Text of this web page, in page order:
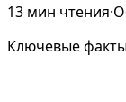
13 мин чтения·
Ключевые